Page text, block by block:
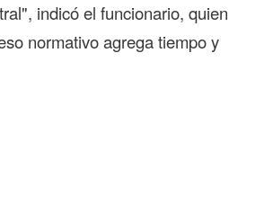
indicó el funcionario, quien
normativo agrega tiempo y